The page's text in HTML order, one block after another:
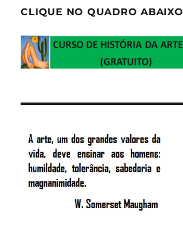
CLIQUE NO QUADRO ABAIXO